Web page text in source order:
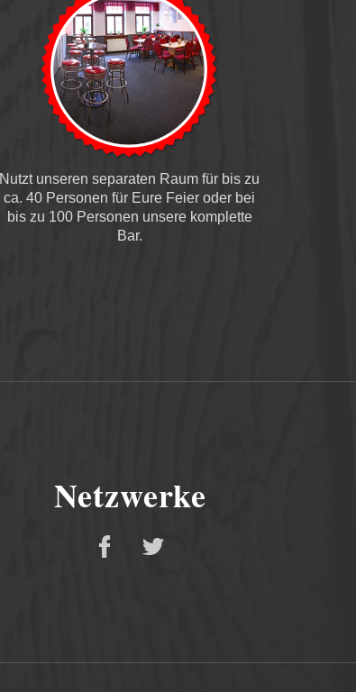
Nutzt unseren separaten Raum für bis zu
ca. 40 Personen für Eure Feier oder bei
bis zu 100 Personen unsere komplette
Bar.
Netzwerke